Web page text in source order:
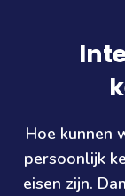
Hoe kunnen
persoonlijk
eisen zijn.